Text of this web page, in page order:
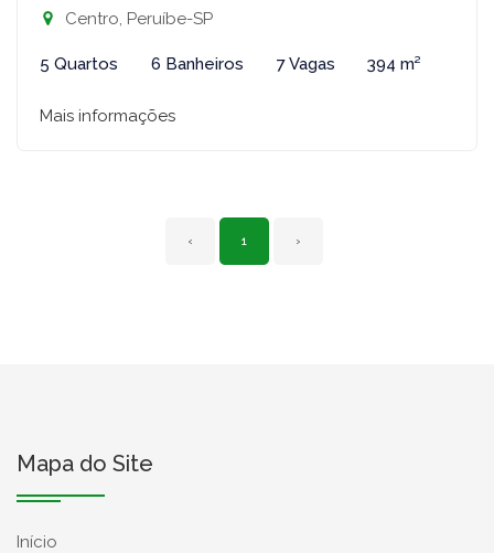
Centro, Peruíbe-SP
5 Quartos 6 Banheiros 7 Vagas 394 m²
Mais informações
‹ 1 ›
Mapa do Site
Início